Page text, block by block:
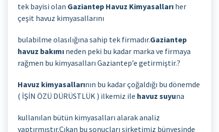
tek bayisi olan Gaziantep Havuz Kimyasalları her
çeşit havuz kimyasallarını
bulabilme olasılığına sahip tek firmadır.Gaziantep
havuz bakımı neden peki bu kadar marka ve firmaya
rağmen bu kimyasalları Gaziantep’e getirmiştir.?
Havuz kimyasallarının bu kadar çoğaldığı bu dönemde
( İŞİN ÖZÜ DÜRÜSTLÜK ) ilkemiz ile havuz suyuna
kullanılan bütün kimyasalları alarak analiz
yaptırmıştır.Çıkan bu sonuçları şirketimiz bünyesinde